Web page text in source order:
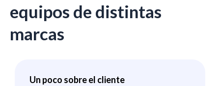
equipos de distintas
marcas
Un poco sobre el cliente